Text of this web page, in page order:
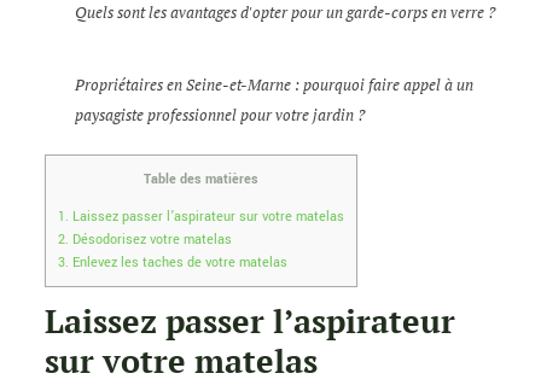
Quels sont les avantages d'opter pour un garde-corps en verre ?
Propriétaires en Seine-et-Marne : pourquoi faire appel à un
paysagiste professionnel pour votre jardin ?
Table des matières
1. Laissez passer l’aspirateur sur votre matelas
2. Désodorisez votre matelas
3. Enlevez les taches de votre matelas
Laissez passer l’aspirateur
sur votre matelas